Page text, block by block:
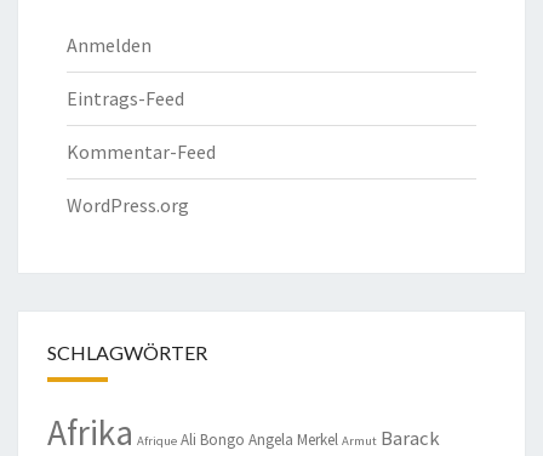
Anmelden
Eintrags-Feed
Kommentar-Feed
WordPress.org
SCHLAGWÖRTER
Afrika Afrique Ali Bongo Angela Merkel Armut Barack